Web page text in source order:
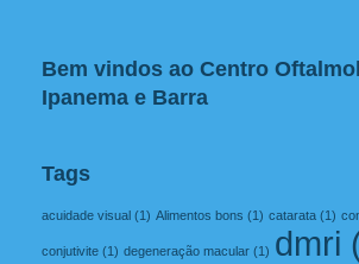
Bem vindos ao Centro
Ipanema e Barra
Tags
acuidade visual (1) Alimentos bons (1) catarata (1)
conjutivite (1) degeneração macular (1) dmri